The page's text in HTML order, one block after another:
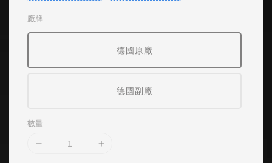
廠牌
德國原廠
德國副廠
數量